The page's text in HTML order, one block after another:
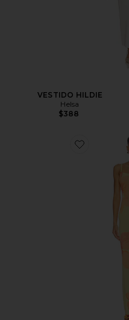
VESTIDO HILDIE
Helsa
$388